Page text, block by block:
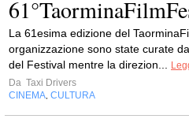
La 61esima edizione del
organizzazione sono state curate
del Festival mentre la direzion...
Da Taxi Drivers
CINEMA, CULTURA